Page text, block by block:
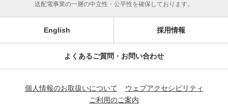
送配電事業の一層の中立性・公平性を確保しております。
English 採用情報
よくあるご質問・お問い合わせ
個人情報のお取扱いについて
ウェブアクセシビリティ
ご利用のご案内